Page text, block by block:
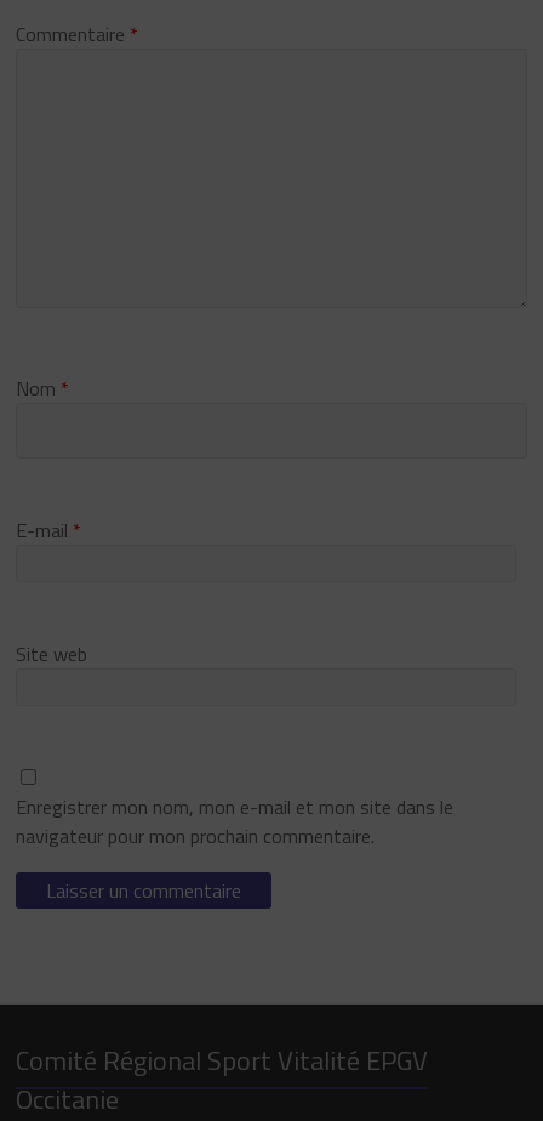
Commentaire *
Nom *
E-mail *
Site web
Enregistrer mon nom, mon e-mail et mon site dans le
navigateur pour mon prochain commentaire.
Comité Régional Sport Vitalité EPGV
Occitanie